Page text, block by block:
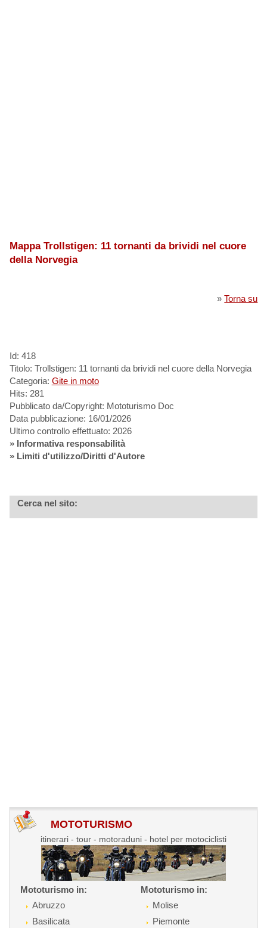
Mappa Trollstigen: 11 tornanti da brividi nel cuore
della Norvegia
»Torna su
Id: 418
Titolo: Trollstigen: 11 tornanti da brividi nel cuore della Norvegia
Categoria: Gite in moto
Hits: 281
Pubblicato da/Copyright: Mototurismo Doc
Data pubblicazione: 16/01/2026
Ultimo controllo effettuato: 2026
» Informativa responsabilità
» Limiti d'utilizzo/Diritti d'Autore
Cerca nel sito:
MOTOTURISMO
itinerari - tour - motoraduni - hotel per motociclisti
Mototurismo in:
Abruzzo
Basilicata
Mototurismo in:
Molise
Piemonte